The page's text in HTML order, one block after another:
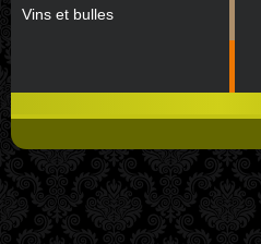
Vins et bulles